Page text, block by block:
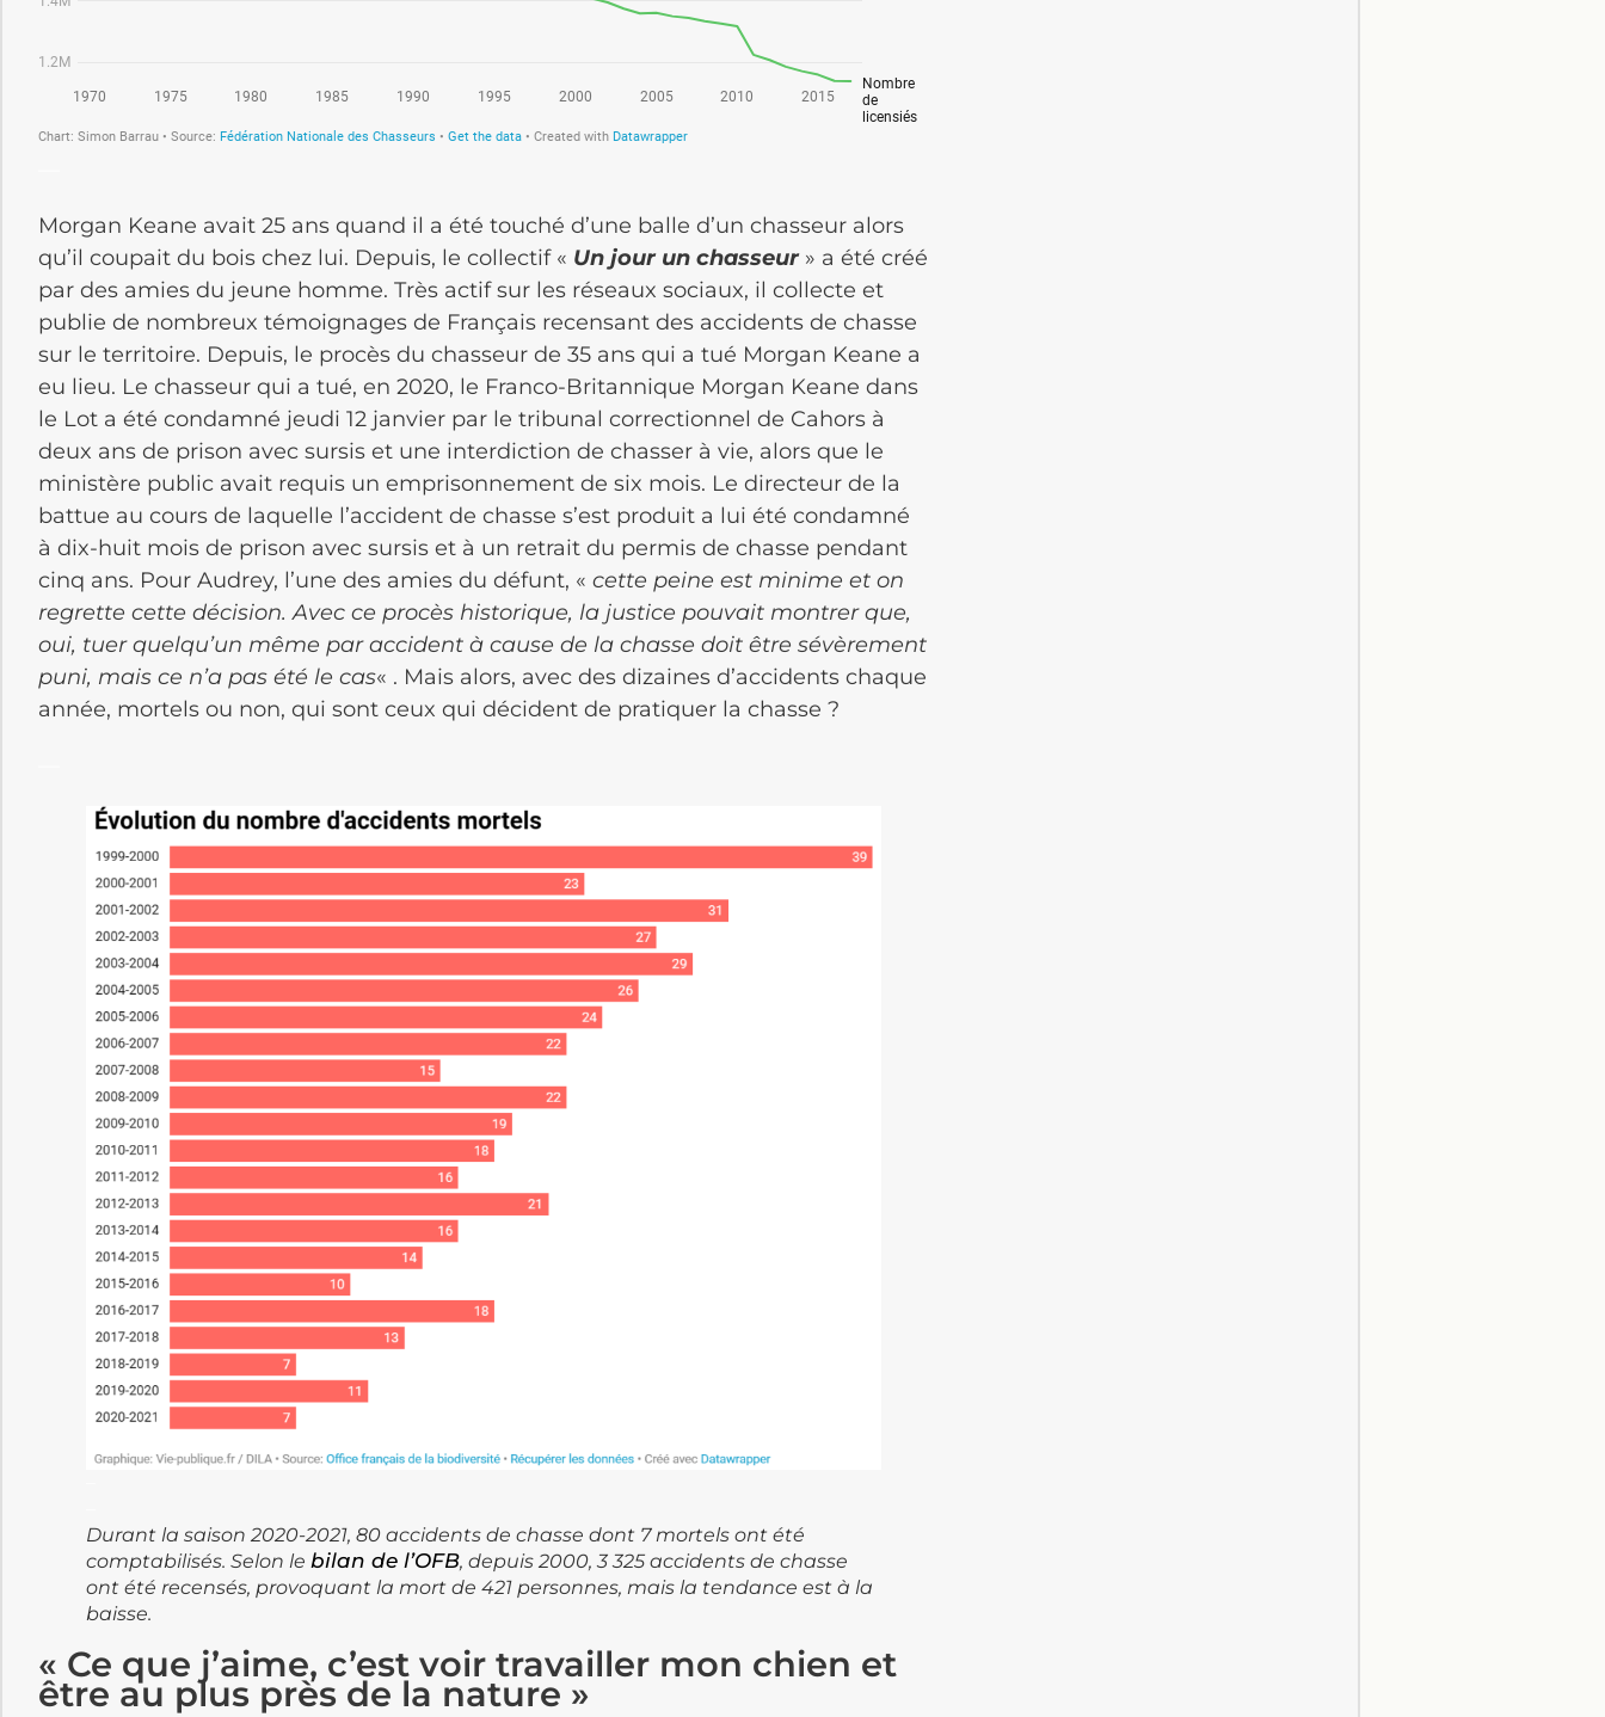
Morgan Keane avait 25 ans quand il a été touché d’une balle d’un chasseur alors
qu’il coupait du bois chez lui. Depuis, le collectif « Un jour un chasseur» a été créé
par des amies du jeune homme. Très actif sur les réseaux sociaux, il collecte et
publie de nombreux témoignages de Français recensant des accidents de chasse
sur le territoire. Depuis, le procès du chasseur de 35 ans qui a tué Morgan Keane a
eu lieu. Le chasseur qui a tué, en 2020, le Franco-Britannique Morgan Keane dans
le Lot a été condamné jeudi 12 janvier par le tribunal correctionnel de Cahors à
deux ans de prison avec sursis et une interdiction de chasser à vie, alors que le
ministère public avait requis un emprisonnement de six mois. Le directeur de la
battue au cours de laquelle l’accident de chasse s’est produit a lui été condamné
à dix-huit mois de prison avec sursis et à un retrait du permis de chasse pendant
cinq ans. Pour Audrey, l’une des amies du défunt, « cette peine est minime et on
regrette cette décision. Avec ce procès historique, la justice pouvait montrer que,
oui, tuer quelqu’un même par accident à cause de la chasse doit être sévèrement
puni, mais ce n’a pas été le cas« . Mais alors, avec des dizaines d’accidents chaque
année, mortels ou non, qui sont ceux qui décident de pratiquer la chasse ?
Durant la saison 2020-2021, 80 accidents de chasse dont 7 mortels ont été
comptabilisés. Selon le bilan de l’OFB, depuis 2000, 3 325 accidents de chasse
ont été recensés, provoquant la mort de 421 personnes, mais la tendance est à la
baisse.
« Ce que j’aime, c’est voir travailler mon chien et
être au plus près de la nature »